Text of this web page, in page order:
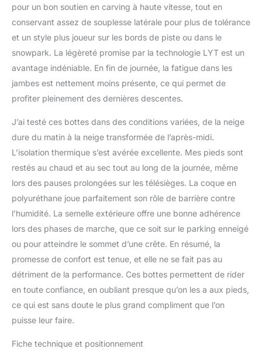
pour un bon soutien en carving à haute vitesse, tout en
conservant assez de souplesse latérale pour plus de tolérance
et un style plus joueur sur les bords de piste ou dans le
snowpark. La légèreté promise par la technologie LYT est un
avantage indéniable. En fin de journée, la fatigue dans les
jambes est nettement moins présente, ce qui permet de
profiter pleinement des dernières descentes.
J’ai testé ces bottes dans des conditions variées, de la neige
dure du matin à la neige transformée de l’après-midi.
L’isolation thermique s’est avérée excellente. Mes pieds sont
restés au chaud et au sec tout au long de la journée, même
lors des pauses prolongées sur les télésièges. La coque en
polyuréthane joue parfaitement son rôle de barrière contre
l’humidité. La semelle extérieure offre une bonne adhérence
lors des phases de marche, que ce soit sur le parking enneigé
ou pour atteindre le sommet d’une crête. En résumé, la
promesse de confort est tenue, et elle ne se fait pas au
détriment de la performance. Ces bottes permettent de rider
en toute confiance, en oubliant presque qu’on les a aux pieds,
ce qui est sans doute le plus grand compliment que l’on
puisse leur faire.
Fiche technique et positionnement